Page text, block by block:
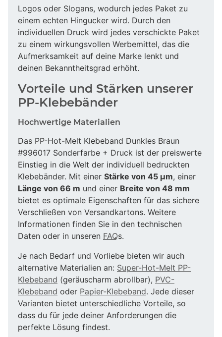
Logos oder Slogans, wodurch jedes Paket zu
einem echten Hingucker wird. Durch den
individuellen Druck wird jedes verschickte Paket
zu einem wirkungsvollen Werbemittel, das die
Aufmerksamkeit auf deine Marke lenkt und
deinen Bekanntheitsgrad erhöht.
Vorteile und Stärken unserer
PP-Klebebänder
Hochwertige Materialien
Das PP-Hot-Melt Klebeband Dunkles Braun
#996017 Sonderfarbe + Druck ist der preiswerte
Einstieg in die Welt der individuell bedruckten
Klebebänder. Mit einer Stärke von 45 µm, einer
Länge von 66 m und einer Breite von 48 mm
bietet es optimale Eigenschaften für das sichere
Verschließen von Versandkartons. Weitere
Informationen finden Sie in den technischen
Daten oder in unseren FAQs.
Je nach Bedarf und Vorliebe bieten wir auch
alternative Materialien an: Super-Hot-Melt PP-
Klebeband (geräuscharm abrollbar), PVC-
Klebeband oder Papier-Klebeband. Jede dieser
Varianten bietet unterschiedliche Vorteile, so
dass du für jede deiner Anforderungen die
perfekte Lösung findest.